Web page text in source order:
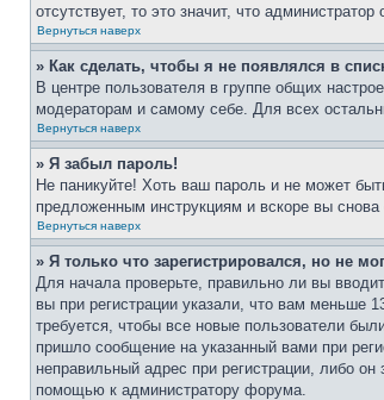
отсутствует, то это значит, что
Вернуться наверх
» Как сделать, чтобы я не появлялся в
В центре пользователя в группе общих
модераторам и самому себе. Для всех
Вернуться наверх
» Я забыл пароль!
Не паникуйте! Хоть ваш пароль и не может
предложенным инструкциям и вскоре вы
Вернуться наверх
» Я только что зарегистрировался, но не
Для начала проверьте, правильно ли вы
вы при регистрации указали, что вам меньше
требуется, чтобы все новые пользователи
пришло сообщение на указанный вами при
неправильный адрес при регистрации, либо
помощью к администратору форума.